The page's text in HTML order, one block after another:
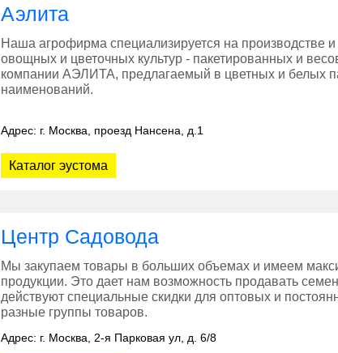
Аэлита
Наша агрофирма специализируется на производстве
овощных и цветочных культур - пакетированных и
компании АЭЛИТА, предлагаемый в цветных и белых
наименований.
Адрес: г. Москва, проезд Нансена, д.1
Каталог эустома
Центр Садовода
Мы закупаем товары в больших объемах и имеем
продукции. Это дает нам возможность продавать
действуют специальные скидки для оптовых и
разные группы товаров.
Адрес: г. Москва, 2-я Парковая ул, д. 6/8